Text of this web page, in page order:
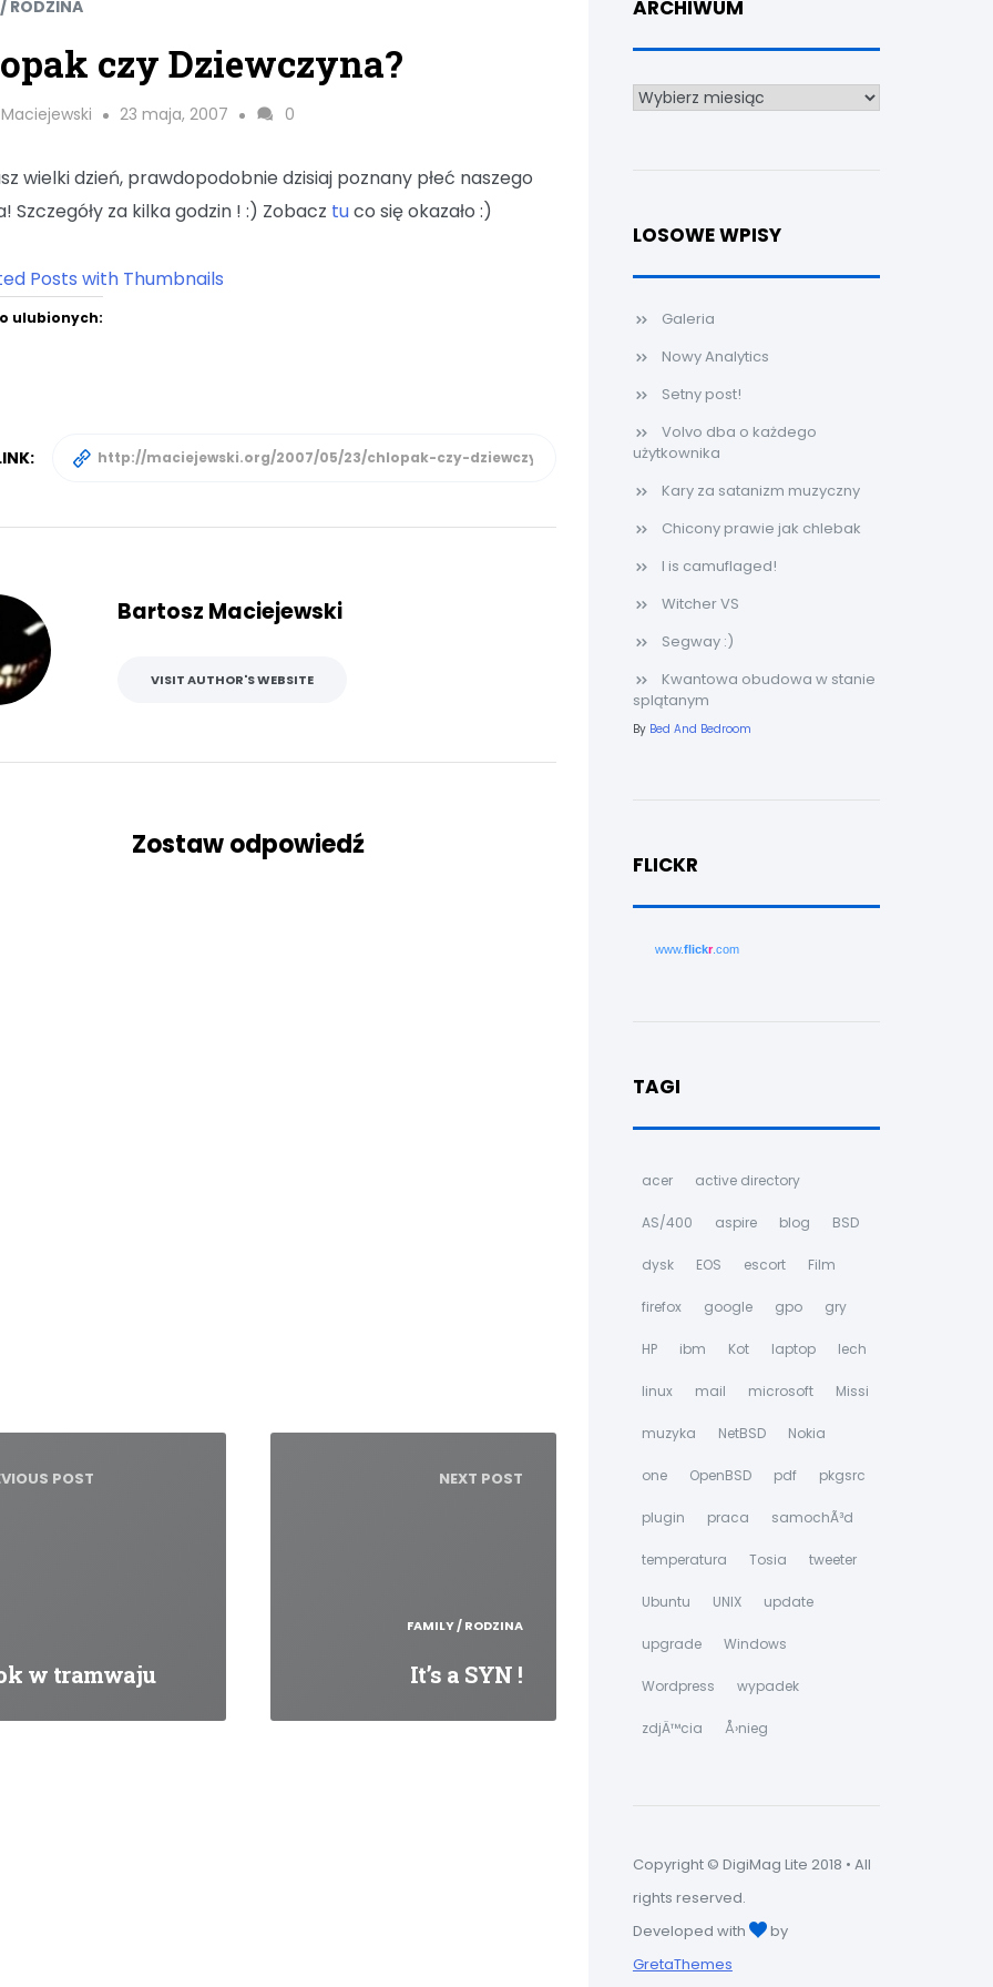
RODZINA
czy Dziewczyna?
23 maja, 2007 0
wielki dzień, prawdopodobnie dzisiaj poznany płeć naszego
Szczegóły za kilka godzin ! :) Zobacz tuco się okazało :)
ulubionych:
Bartosz Maciejewski
VISIT AUTHOR'S WEBSITE
Zostaw odpowiedź
POST
w tramwaju
NEXT POST
FAMILY / RODZINA
It’s a SYN !
ARCHIWUM
Archiwum
LOSOWE WPISY
Galeria
Nowy Analytics
Setny post!
Volvo dba o każdego
użytkownika
Kary za satanizm muzyczny
Chicony prawie jak chlebak
I is camuflaged!
Witcher VS
Segway :)
Kwantowa obudowa w stanie
splątanym
By Bed And Bedroom
FLICKR
www.flickr .com
TAGI
acer active directory
AS/400 aspire blog BSD
dysk EOS escort Film
firefox google gpo gry
HP ibm Kot laptop lech
linux mail microsoft Missi
muzyka NetBSD Nokia
one OpenBSD pdf pkgsrc
plugin praca samochÃ³d
temperatura Tosia tweeter
Ubuntu UNIX update
upgrade Windows
Wordpress wypadek
zdjÄ™cia Å›nieg
Copyright © DigiMag Lite 2018 • All
rights reserved.
Developed with
by
GretaThemes